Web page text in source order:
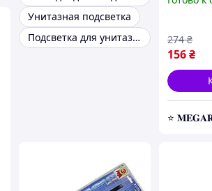
Унитазная подсветка
Подсветка для унитаза с автоматическим включением
движения
156₴
274 ₴